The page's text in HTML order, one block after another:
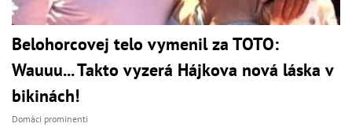
Belohorcovej telo vymenil za TOTO:
Wauuu... Takto vyzerá Hájkova nová láska v
bikinách!
Domáci prominenti